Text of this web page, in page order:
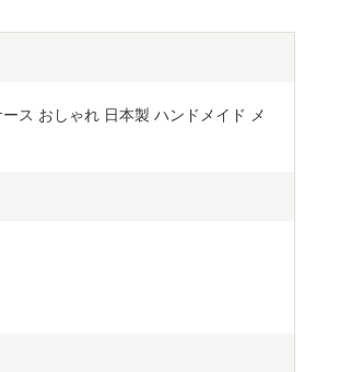
ス おしゃれ 日本製 ハンドメイド メ